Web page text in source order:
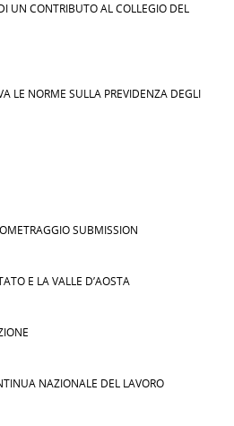
UN CONTRIBUTO AL COLLEGIO DEL
LE NORME SULLA PREVIDENZA DEGLI
SUBMISSION
E LA VALLE D’AOSTA
NAZIONALE DEL LAVORO